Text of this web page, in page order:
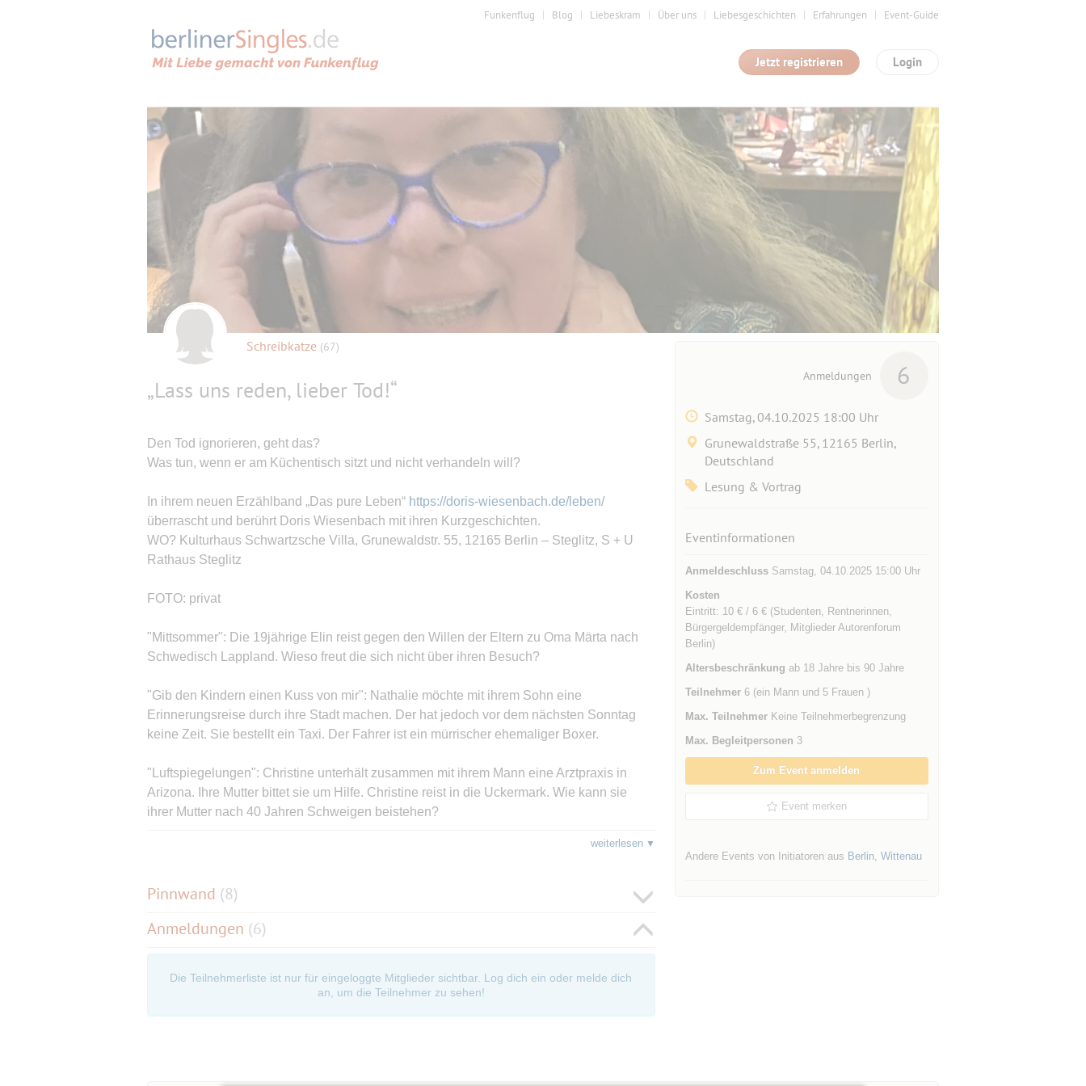
Funkenflug Blog Liebeskram Über uns Liebesgeschichten Erfahrungen Event-Guide
Login
Jetzt registrieren
Schreibkatze (67)
„Lass uns reden, lieber Tod!“
Den Tod ignorieren, geht das?
Was tun, wenn er am Küchentisch sitzt und nicht verhandeln will?
In ihrem neuen Erzählband „Das pure Leben“ https://doris-wiesenbach.de/leben/
überrascht und berührt Doris Wiesenbach mit ihren Kurzgeschichten.
WO? Kulturhaus Schwartzsche Villa, Grunewaldstr. 55, 12165 Berlin – Steglitz, S + U
Rathaus Steglitz
FOTO: privat
"Mittsommer": Die 19jährige Elin reist gegen den Willen der Eltern zu Oma Märta nach
Schwedisch Lappland. Wieso freut die sich nicht über ihren Besuch?
"Gib den Kindern einen Kuss von mir": Nathalie möchte mit ihrem Sohn eine
Erinnerungsreise durch ihre Stadt machen. Der hat jedoch vor dem nächsten Sonntag
keine Zeit. Sie bestellt ein Taxi. Der Fahrer ist ein mürrischer ehemaliger Boxer.
"Luftspiegelungen": Christine unterhält zusammen mit ihrem Mann eine Arztpraxis in
Arizona. Ihre Mutter bittet sie um Hilfe. Christine reist in die Uckermark. Wie kann sie
ihrer Mutter nach 40 Jahren Schweigen beistehen?
"Liebe Doris,
auf meiner Reise hast Du mich gewissermaßen täglich begleitet. Oder sagen wir
und da an unsere Gespräche, gingen unter die Haut, erregten meine Fantasie.
Seit Tagen überlege ich, wie ich Dir ehrlich schreiben kann, ohne dass es nach Kritik
weiterlesen
Pinnwand (8)
Anmeldungen (6)
Die Teilnehmerliste ist nur für eingeloggte Mitglieder sichtbar. Log dich ein oder melde dich
an, um die Teilnehmer zu sehen!
Anmeldungen 6
Samstag, 04.10.2025 18:00 Uhr
Grunewaldstraße 55, 12165 Berlin,
Deutschland
Lesung & Vortrag
Eventinformationen
AnmeldeschlussSamstag, 04.10.2025 15:00 Uhr
Kosten
Eintritt: 10 € / 6 € (Studenten, Rentnerinnen,
Bürgergeldempfänger, Mitglieder Autorenforum
Berlin)
Altersbeschränkung ab 18 Jahre bis 90 Jahre
Teilnehmer6 (ein Mann und 5 Frauen )
Max. TeilnehmerKeine Teilnehmerbegrenzung
Max. Begleitpersonen 3
Zum Event anmelden
Event merken
Andere Events von Initiatoren aus Berlin, Wittenau